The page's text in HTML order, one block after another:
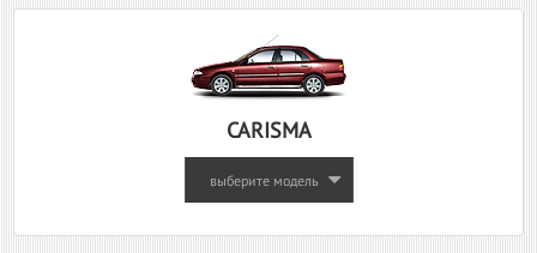
CARISMA
выберите модель